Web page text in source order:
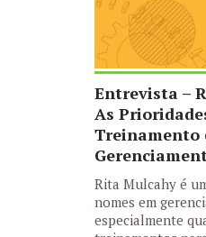
Entrevista –
As
Treinamento
Rita Mulcahy é
nomes em
especialmente